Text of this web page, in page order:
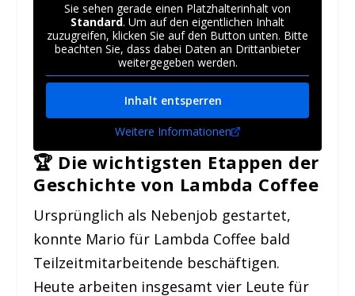
Sie sehen gerade einen Platzhalterinhalt von
Standard. Um auf den eigentlichen Inhalt
zuzugreifen, klicken Sie auf den Button unten. Bitte
beachten Sie, dass dabei Daten an Drittanbieter
weitergegeben werden.
Inhalt entsperren
Weitere Informationen
🏆 Die wichtigsten Etappen der
Geschichte von Lambda Coffee
Ursprünglich als Nebenjob gestartet,
konnte Mario für Lambda Coffee bald
Teilzeitmitarbeitende beschäftigen.
Heute arbeiten insgesamt vier Leute für